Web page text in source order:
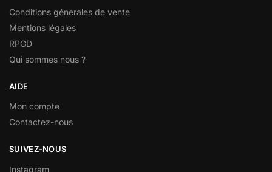
Conditions génerales de vente
Mentions légales
RPGD
Qui sommes nous ?
AIDE
Mon compte
Contactez-nous
SUIVEZ-NOUS
Instagram